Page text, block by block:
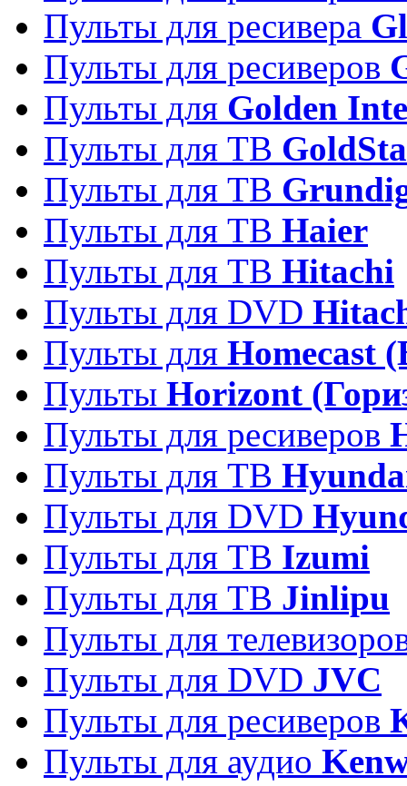
Пульты для ресивера
Пульты для ресиверов
Пульты для Golden
Пульты для ТВ
Пульты для ТВ
Пульты для ТВ Haier
Пульты для ТВ Hitachi
Пульты для DVD
Пульты для Homecast
Пульты Horizont
Пульты для ресиверов
Пульты для ТВ
Пульты для DVD
Пульты для ТВ Izumi
Пульты для ТВ Jinlipu
Пульты для
Пульты для DVD JVC
Пульты для ресиверов
Пульты для аудио